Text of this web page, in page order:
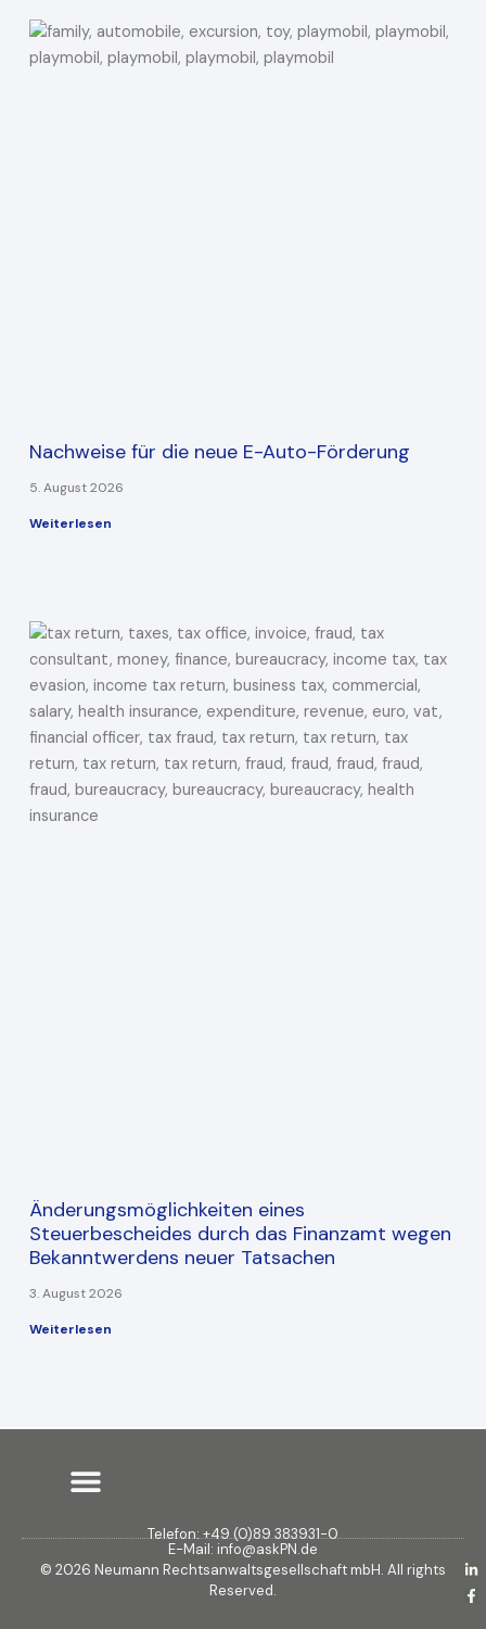
Nachweise für die neue E-Auto-Förderung
5. August 2026
Weiterlesen
Änderungsmöglichkeiten eines
Steuerbescheides durch das Finanzamt wegen
Bekanntwerdens neuer Tatsachen
3. August 2026
Weiterlesen
E-Mail: info@askPN.de
Telefon: +49 (0)89 383931-0
© 2026 Neumann Rechtsanwaltsgesellschaft mbH. All rights
Reserved.
L
i
n
k
F
a
c
e